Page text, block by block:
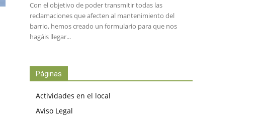
Con el objetivo de poder transmitir todas las
reclamaciones que afecten al mantenimiento del
barrio, hemos creado un formulario para que nos
hagáis llegar...
Páginas
Actividades en el local
Aviso Legal